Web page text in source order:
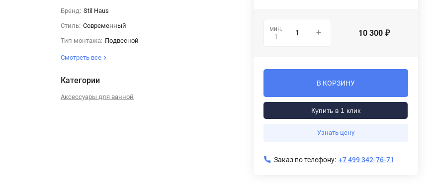
Бренд: Stil Haus
Стиль: Современный
Тип монтажа: Подвесной
Смотреть все
Категории
Аксессуары для ванной
мин.
1
10 300 ₽
В КОРЗИНУ
Купить в 1 клик
Узнать цену
Заказ по телефону: +7 499 342-76-71